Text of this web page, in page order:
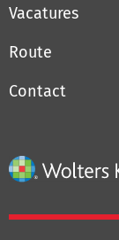
Vacatures
Route
Contact